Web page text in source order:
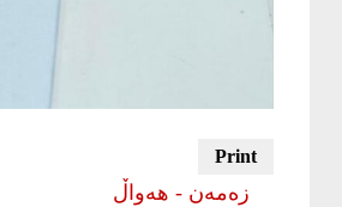
زەمەن - هەواڵ